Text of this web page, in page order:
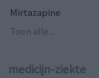
Mirtazapine
Toon alle...
medicijn-ziekte